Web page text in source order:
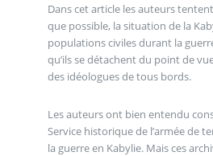
Dans cet article les auteurs
que possible, la situation de la
populations civiles durant la
qu’ils se détachent du point de vue des combattants et
des idéologues de tous bords.
Les auteurs ont bien entendu
Service historique de l’armée de
la guerre en Kabylie. Mais ces